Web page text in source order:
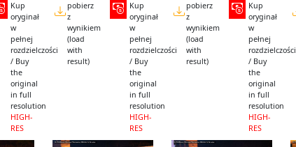
Kup
oryginał
w
pełnej
rozdzielczości
/ Buy
the
original
in full
resolution
HIGH-
RES
pobierz
z
wynikiem
(load
with
result)
Kup
oryginał
w
pełnej
rozdzielczości
/ Buy
the
original
in full
resolution
HIGH-
RES
pobierz
z
wynikiem
(load
with
result)
Kup
oryginał
w
pełnej
rozdzielczości
/ Buy
the
original
in full
resolution
HIGH-
RES